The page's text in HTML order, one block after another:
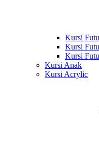
Kursi
Kursi
Kursi
Kursi Anak
Kursi Acrylic